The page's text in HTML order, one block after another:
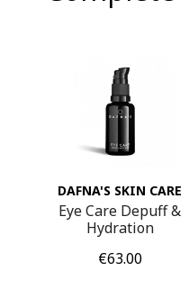
DAFNA'S SKIN CARE
Eye Care Depuff &
Hydration
Price
€63.00